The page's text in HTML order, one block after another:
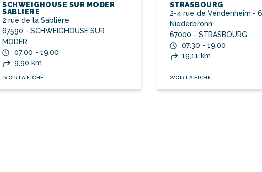
SCHWEIGHOUSE SUR MODER
SABLIERE
2 rue de la Sablière
67590 - SCHWEIGHOUSE SUR
MODER
07:00 - 19:00
9,90 km
VOIR LA FICHE
STRASBOURG
2-4 rue de Vendenheim -
Niederbronn
67000 - STRASBOURG
07:30 - 19:00
19,11 km
VOIR LA FICHE